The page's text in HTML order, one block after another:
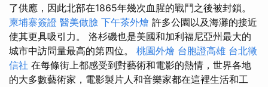
了供應，因此北部在1865年幾次血腥的戰鬥之後被封鎖。
柬埔寨簽證 醫美做臉 下午茶外燴 許多公園以及海灘的接近
使其更具吸引力。 洛杉磯也是美國和加利福尼亞州最大的
城市中訪問量最高的第四位。 桃園外燴 台胞證高雄 台北徵
信社 在每條街上都感受到對藝術和電影的熱情，世界各地
的大多數藝術家，電影製片人和音樂家都在這裡生活和工